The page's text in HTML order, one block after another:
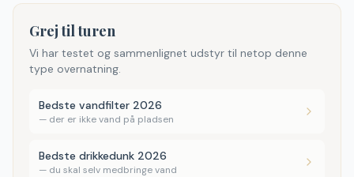
Grej til turen
Vi har testet og sammenlignet udstyr til netop denne
type overnatning.
Bedste vandfilter 2026
— der er ikke vand på pladsen
Bedste drikkedunk 2026
— du skal selv medbringe vand